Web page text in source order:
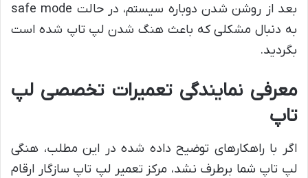
بعد از روشن شدن دوباره سیستم، در حالت safe mode
به دنبال مشکلی که باعث هنگ شدن لپ تاپ شده است
بگردید.
معرفی نمایندگی تعمیرات تخصصی لپ
تاپ
اگر با راهکارهای توضیح داده شده در این مطلب، هنگی
لپ تاپ شما برطرف نشد، مرکز تعمیر لپ تاپ سازگار ارقام